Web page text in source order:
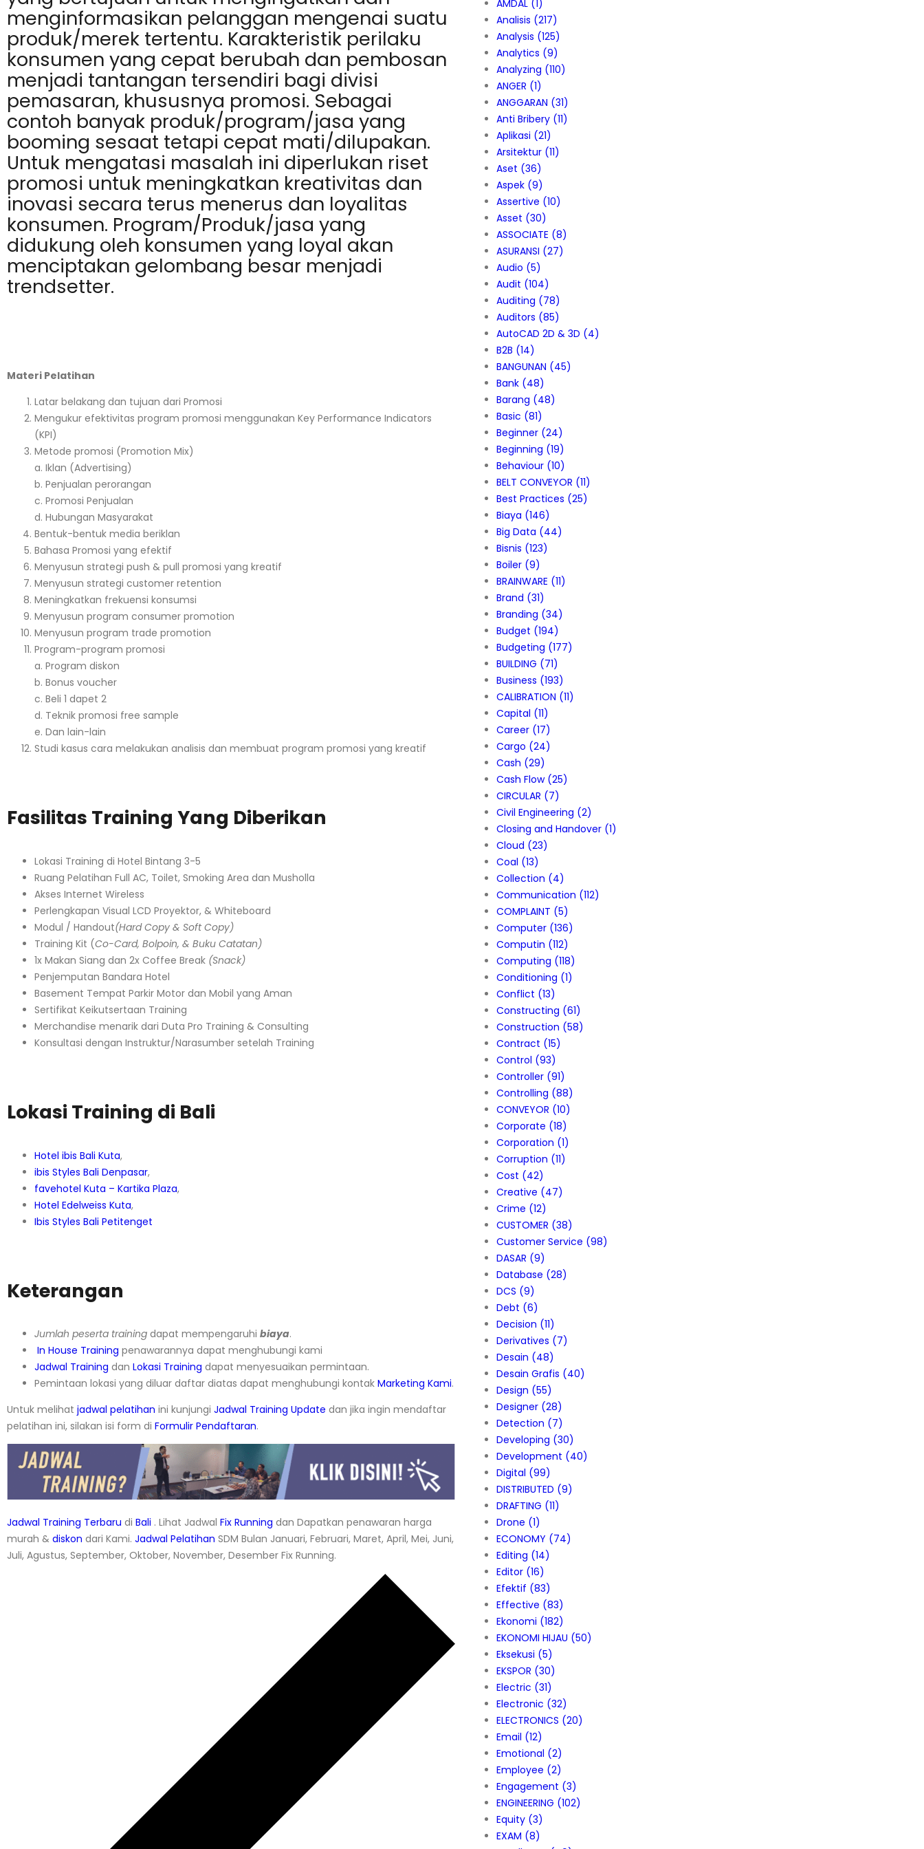
menginformasikan pelanggan mengenai suatu
produk/merek tertentu. Karakteristik perilaku
konsumen yang cepat berubah dan pembosan
menjadi tantangan tersendiri bagi divisi
pemasaran, khususnya promosi. Sebagai
contoh banyak produk/program/jasa yang
booming sesaat tetapi cepat mati/dilupakan.
Untuk mengatasi masalah ini diperlukan riset
promosi untuk meningkatkan kreativitas dan
inovasi secara terus menerus dan loyalitas
konsumen. Program/Produk/jasa yang
didukung oleh konsumen yang loyal akan
menciptakan gelombang besar menjadi
trendsetter.
Materi Pelatihan
Latar belakang dan tujuan dari Promosi
Mengukur efektivitas program promosi menggunakan Key Performance Indicators
(KPI)
Metode promosi (Promotion Mix)
a. Iklan (Advertising)
b. Penjualan perorangan
c. Promosi Penjualan
d. Hubungan Masyarakat
Bentuk-bentuk media beriklan
Bahasa Promosi yang efektif
Menyusun strategi push & pull promosi yang kreatif
Menyusun strategi customer retention
Meningkatkan frekuensi konsumsi
Menyusun program consumer promotion
Menyusun program trade promotion
Program-program promosi
a. Program diskon
b. Bonus voucher
c. Beli 1 dapet 2
d. Teknik promosi free sample
e. Dan lain-lain
Studi kasus cara melakukan analisis dan membuat program promosi yang kreatif
Fasilitas Training Yang Diberikan
Lokasi Training di Hotel Bintang 3-5
Ruang Pelatihan Full AC, Toilet, Smoking Area dan Musholla
Akses Internet Wireless
Perlengkapan Visual LCD Proyektor, & Whiteboard
Modul / Handout(Hard Copy & Soft Copy)
Training Kit (Co-Card, Bolpoin, & Buku Catatan)
1x Makan Siang dan 2x Coffee Break (Snack)
Penjemputan Bandara Hotel
Basement Tempat Parkir Motor dan Mobil yang Aman
Sertifikat Keikutsertaan Training
Merchandise menarik dari Duta Pro Training & Consulting
Konsultasi dengan Instruktur/Narasumber setelah Training
Lokasi Training di Bali
Hotel ibis Bali Kuta,
ibis Styles Bali Denpasar,
favehotel Kuta – Kartika Plaza,
Hotel Edelweiss Kuta,
Ibis Styles Bali Petitenget
Keterangan
Jumlah peserta training dapat mempengaruhi biaya.
In House Training penawarannya dapat menghubungi kami
Jadwal Training dan Lokasi Training dapat menyesuaikan permintaan.
Pemintaan lokasi yang diluar daftar diatas dapat menghubungi kontak Marketing Kami.
Untuk melihat jadwal pelatihan ini kunjungi Jadwal Training Update dan jika ingin mendaftar
pelatihan ini, silakan isi form di Formulir Pendaftaran.
Jadwal Training Terbaru di Bali . Lihat Jadwal Fix Running dan Dapatkan penawaran harga
murah & diskon dari Kami. Jadwal Pelatihan SDM Bulan Januari, Februari, Maret, April, Mei, Juni,
Juli, Agustus, September, Oktober, November, Desember Fix Running.
AMDAL (1)
Analisis (217)
Analysis (125)
Analytics (9)
Analyzing (110)
ANGER (1)
ANGGARAN (31)
Anti Bribery (11)
Aplikasi (21)
Arsitektur (11)
Aset (36)
Aspek (9)
Assertive (10)
Asset (30)
ASSOCIATE (8)
ASURANSI (27)
Audio (5)
Audit (104)
Auditing (78)
Auditors (85)
AutoCAD 2D & 3D (4)
B2B (14)
BANGUNAN (45)
Bank (48)
Barang (48)
Basic (81)
Beginner (24)
Beginning (19)
Behaviour (10)
BELT CONVEYOR (11)
Best Practices (25)
Biaya (146)
Big Data (44)
Bisnis (123)
Boiler (9)
BRAINWARE (11)
Brand (31)
Branding (34)
Budget (194)
Budgeting (177)
BUILDING (71)
Business (193)
CALIBRATION (11)
Capital (11)
Career (17)
Cargo (24)
Cash (29)
Cash Flow(25)
CIRCULAR (7)
Civil Engineering (2)
Closing and Handover (1)
Cloud (23)
Coal (13)
Collection (4)
Communication (112)
COMPLAINT (5)
Computer (136)
Computin (112)
Computing (118)
Conditioning (1)
Conflict (13)
Constructing (61)
Construction (58)
Contract (15)
Control (93)
Controller (91)
Controlling (88)
CONVEYOR (10)
Corporate (18)
Corporation (1)
Corruption (11)
Cost (42)
Creative (47)
Crime (12)
CUSTOMER (38)
Customer Service (98)
DASAR (9)
Database (28)
DCS (9)
Debt (6)
Decision (11)
Derivatives (7)
Desain (48)
Desain Grafis (40)
Design (55)
Designer (28)
Detection (7)
Developing (30)
Development (40)
Digital (99)
DISTRIBUTED (9)
DRAFTING (11)
Drone (1)
ECONOMY (74)
Editing (14)
Editor (16)
Efektif (83)
Effective (83)
Ekonomi (182)
EKONOMI HIJAU (50)
Eksekusi (5)
EKSPOR (30)
Electric (31)
Electronic (32)
ELECTRONICS (20)
Email (12)
Emotional (2)
Employee (2)
Engagement (3)
ENGINEERING (102)
Equity (3)
EXAM (8)